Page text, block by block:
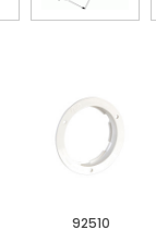
92510